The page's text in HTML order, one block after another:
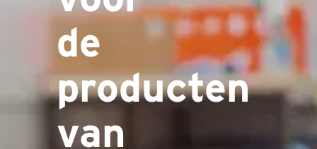
de
producten
van